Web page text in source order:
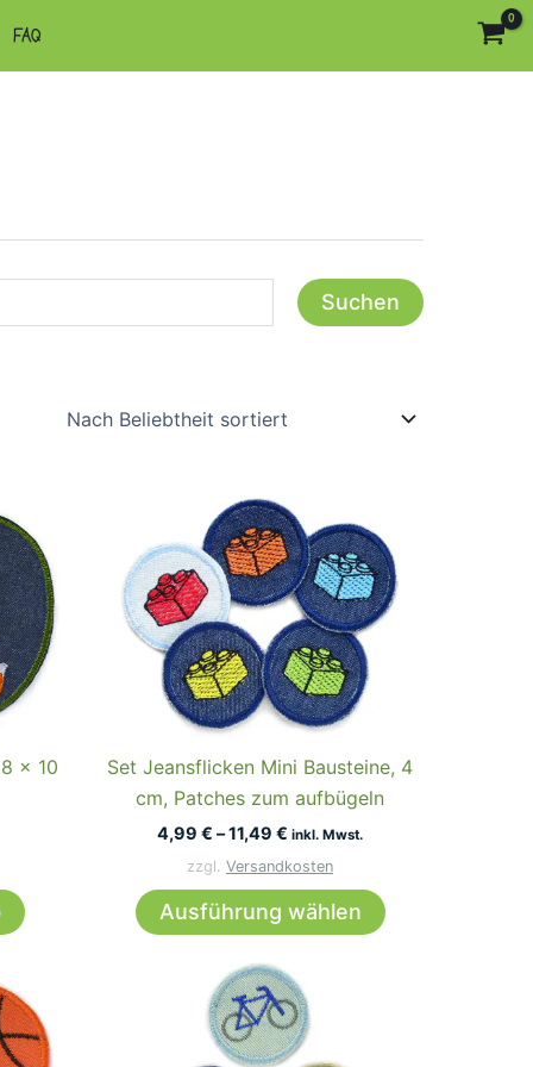
FAQ
Suchen
x 10
Set Jeansflicken Mini Bausteine, 4
cm, Patches zum aufbügeln
4,99 € –11,49 € inkl. Mwst.
zzgl. Versandkosten
Ausführung wählen
Produkt